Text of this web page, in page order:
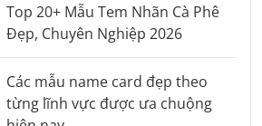
Top 20+ Mẫu Tem Nhãn Cà Phê
Đẹp, Chuyên Nghiệp 2026
Các mẫu name card đẹp theo
từng lĩnh vực được ưa chuộng